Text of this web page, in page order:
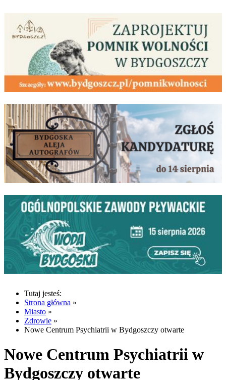
Tutaj jesteś:
Strona główna »
Miasto »
Zdrowie »
Nowe Centrum Psychiatrii w Bydgoszczy otwarte
Nowe Centrum Psychiatrii w
Bydgoszczy otwarte